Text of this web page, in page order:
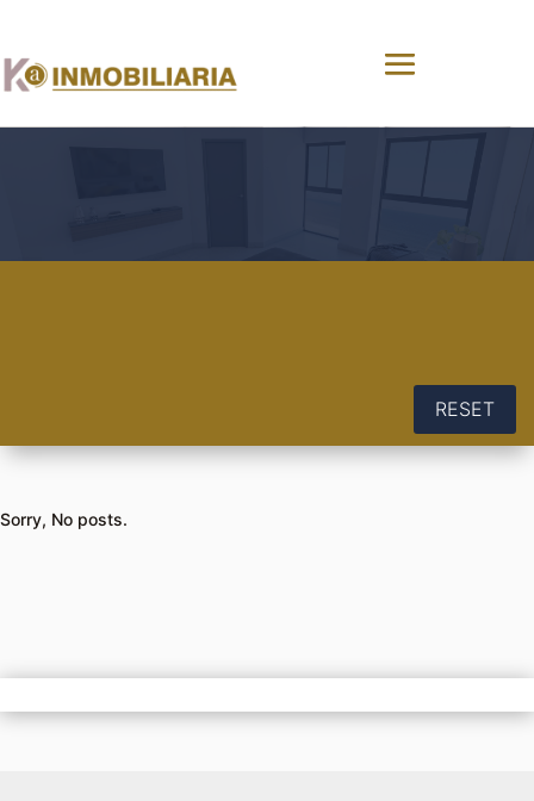
RESET
Sorry, No posts.